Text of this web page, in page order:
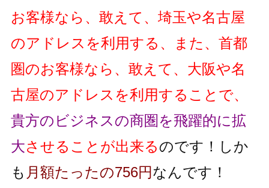
お客様なら、敢えて、埼玉や名古屋
のアドレスを利用する、また、首都
圏のお客様なら、敢えて、大阪や名
古屋のアドレスを利用することで、
貴方のビジネスの商圏を飛躍的に拡
大させることが出来るのです！しか
も 月額たったの756円なんです！